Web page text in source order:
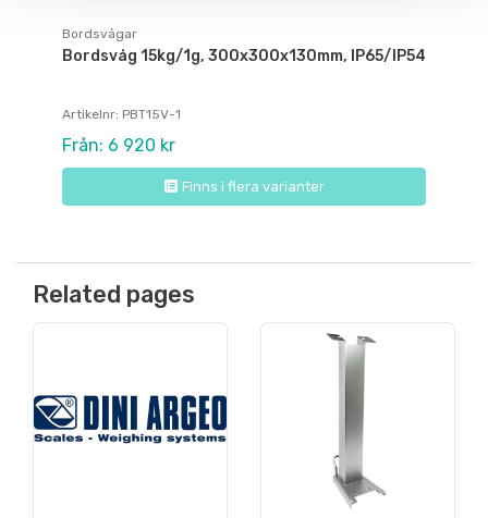
Bordsvågar
Bordsvåg 15kg/1g, 300x300x130mm, IP65/IP54
Artikelnr: PBT15V-1
Från: 6 920 kr
Finns i flera varianter
Related pages